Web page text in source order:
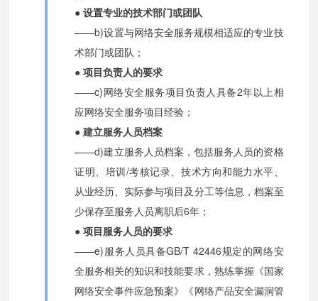
● 设置专业的技术部门或团队
——b)设置与网络安全服务规模相适应的专业技
术部门或团队；
● 项目负责人的要求
——c)网络安全服务项目负责人具备2年以上相
应网络安全服务项目经验；
● 建立服务人员档案
——d)建立服务人员档案，包括服务人员的资格
证明、培训/考核记录、技术方向和能力水平、
从业经历、实际参与项目及分工等信息，档案至
少保存至服务人员离职后6年；
● 项目服务人员的要求
——e)服务人员具备GB/T 42446规定的网络安
全服务相关的知识和技能要求，熟练掌握《国家
网络安全事件应急预案》《网络产品安全漏洞管